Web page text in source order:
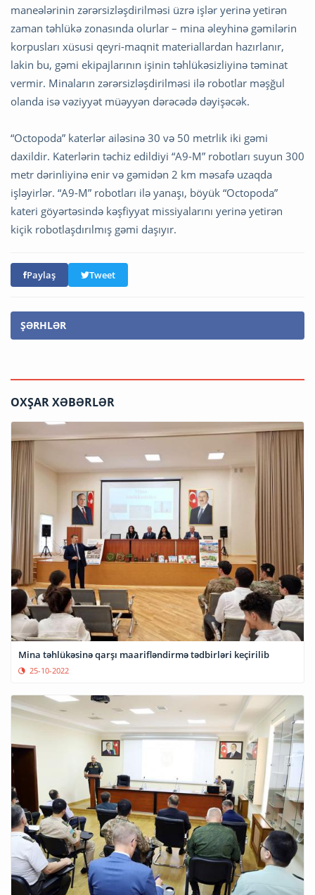
maneələrinin zərərsizləşdirilməsi üzrə işlər yerinə yetirən
zaman təhlükə zonasında olurlar – mina əleyhinə gəmilərin
korpusları xüsusi qeyri-maqnit materiallardan hazırlanır,
lakin bu, gəmi ekipajlarının işinin təhlükəsizliyinə təminat
vermir. Minaların zərərsizləşdirilməsi ilə robotlar məşğul
olanda isə vəziyyət müəyyən dərəcədə dəyişəcək.
“Octopoda” katerlər ailəsinə 30 və 50 metrlik iki gəmi
daxildir. Katerlərin təchiz edildiyi “A9-M” robotları suyun 300
metr dərinliyinə enir və gəmidən 2 km məsafə uzaqda
işləyirlər. “A9-M” robotları ilə yanaşı, böyük “Octopoda”
kateri göyərtəsində kəşfiyyat missiyalarını yerinə yetirən
kiçik robotlaşdırılmış gəmi daşıyır.
Paylaş Tweet
ŞƏRHLƏR
OXŞAR XƏBƏRLƏR
Mina təhlükəsinə qarşı maarifləndirmə tədbirləri keçirilib
25-10-2022